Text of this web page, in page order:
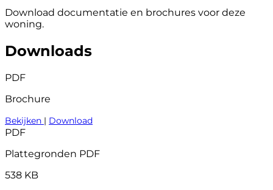
Download documentatie en brochures voor deze
woning.
Downloads
PDF
Brochure
Bekijken | Download
PDF
Plattegronden PDF
538 KB